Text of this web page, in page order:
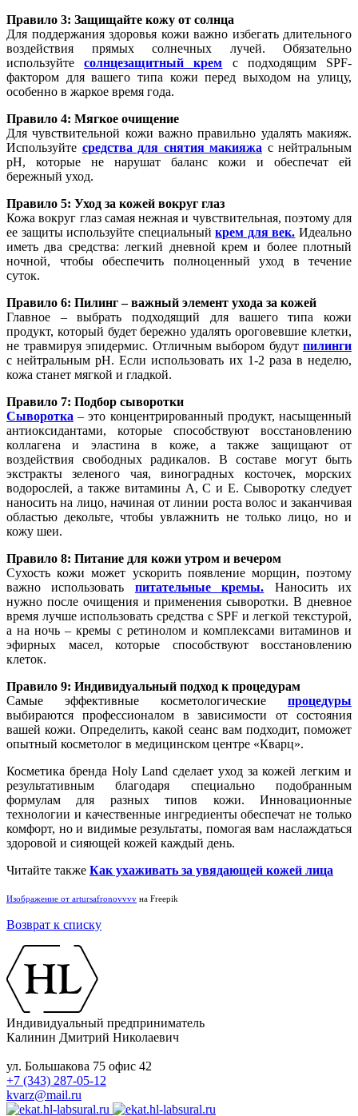
Правило 3: Защищайте кожу от солнца
Для поддержания здоровья кожи важно избегать длительного
воздействия прямых солнечных лучей. Обязательно
используйтесолнцезащитный крем с подходящим SPF-
фактором для вашего типа кожи перед выходом на улицу,
особенно в жаркое время года.
Правило 4: Мягкое очищение
Для чувствительной кожи важно правильно удалять макияж.
Используйте средства для снятия макияжа с нейтральным
pH, которые не нарушат баланс кожи и обеспечат ей
бережный уход.
Правило 5: Уход за кожей вокруг глаз
Кожа вокруг глаз самая нежная и чувствительная, поэтому для
ее защиты используйте специальныйкрем для век. Идеально
иметь два средства: легкий дневной крем и более плотный
ночной, чтобы обеспечить полноценный уход в течение
суток.
Правило 6: Пилинг – важный элемент ухода за кожей
Главное – выбрать подходящий для вашего типа кожи
продукт, который будет бережно удалять ороговевшие клетки,
не травмируя эпидермис. Отличным выбором будут пилинги
с нейтральным pH. Если использовать их 1-2 раза в неделю,
кожа станет мягкой и гладкой.
Правило 7: Подбор сыворотки
Сыворотка – это концентрированный продукт, насыщенный
антиоксидантами, которые способствуют восстановлению
коллагена и эластина в коже, а также защищают от
воздействия свободных радикалов. В составе могут быть
экстракты зеленого чая, виноградных косточек, морских
водорослей, а также витамины А, С и Е. Сыворотку следует
наносить на лицо, начиная от линии роста волос и заканчивая
областью декольте, чтобы увлажнить не только лицо, но и
кожу шеи.
Правило 8: Питание для кожи утром и вечером
Сухость кожи может ускорить появление морщин, поэтому
важно использовать питательные кремы. Наносить их
нужно после очищения и применения сыворотки. В дневное
время лучше использовать средства с SPF и легкой текстурой,
а на ночь – кремы с ретинолом и комплексами витаминов и
эфирных масел, которые способствуют восстановлению
клеток.
Правило 9: Индивидуальный подход к процедурам
Самые эффективные косметологические процедуры
выбираются профессионалом в зависимости от состояния
вашей кожи. Определить, какой сеанс вам подходит, поможет
опытный косметолог в медицинском центре «Кварц».
Косметика бренда Holy Land сделает уход за кожей легким и
результативным благодаря специально подобранным
формулам для разных типов кожи. Инновационные
технологии и качественные ингредиенты обеспечат не только
комфорт, но и видимые результаты, помогая вам наслаждаться
здоровой и сияющей кожей каждый день.
Читайте также Как ухаживать за увядающей кожей лица
Изображение от artursafronovvvv на Freepik
Возврат к списку
Индивидуальный предприниматель
Калинин Дмитрий Николаевич
ул. Большакова 75 офис 42
+7 (343) 287-05-12
kvarz@mail.ru